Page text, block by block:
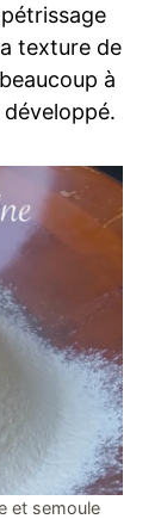
texture de
à
et semoule